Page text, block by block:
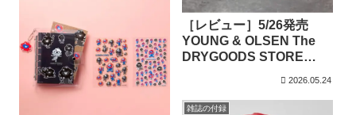
［レビュー］5/26発売
YOUNG & OLSEN The
DRYGOODS STORE
MOU
2026.05.24
雑誌の付録